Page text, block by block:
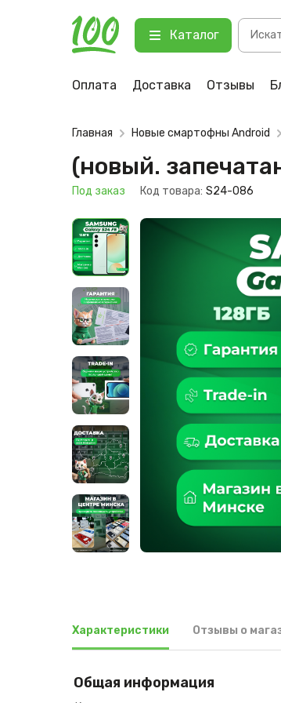
Каталог
Поиск
Оплата Доставка Отзывы
(новый. запечатан)
123 Под заказ
Главная Новые смартофны Android
(новый.
Под заказ Код товара: S24-086
Характеристики Отзывы о
Общая информация